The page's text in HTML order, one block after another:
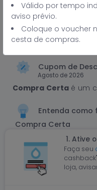
Cupom de
Agosto de 2026
Compra Certa é um
parceiras,
produtosBrastemp,
da fábrica e com
Entenda como
Compra Certa
1. Ative
Faça seu
loja,
Válido por tempo
aviso prévio.
Coloque o voucher
cesta de compras.